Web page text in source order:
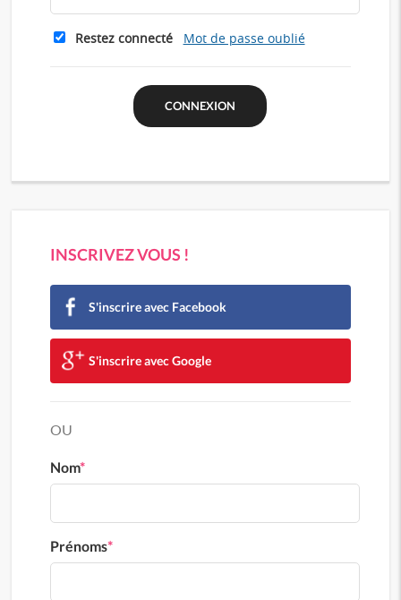
Restez connecté Mot de passe oublié
INSCRIVEZ VOUS !
S'inscrire avec Facebook
S'inscrire avec Google
OU
Nom*
Prénoms*